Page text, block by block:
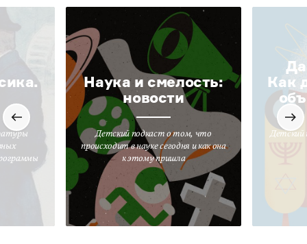
Наука и смелость:
новости
Детский подкаст о том, что
происходит в науке сегодня и как она
к этому пришла
Да
Как
Детский